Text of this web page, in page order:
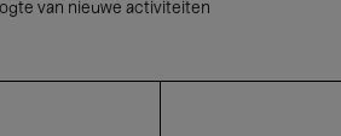
van nieuwe activiteiten